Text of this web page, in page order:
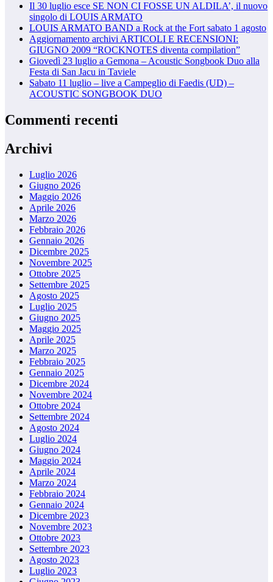
Il 30 luglio esce SE NON CI FOSSE UN ALDILA’, il nuovo
singolo di LOUIS ARMATO
LOUIS ARMATO BAND a Rock at the Fort sabato 1 agosto
Aggiornamento archivi ARTICOLI E RECENSIONI:
GIUGNO 2009 “ROCKNOTES diventa compilation”
Giovedì 23 luglio a Gemona – Acoustic Songbook Duo alla
Festa di San Jacu in Taviele
Sabato 11 luglio – live a Campeglio di Faedis (UD) –
ACOUSTIC SONGBOOK DUO
Commenti recenti
Archivi
Luglio 2026
Giugno 2026
Maggio 2026
Aprile 2026
Marzo 2026
Febbraio 2026
Gennaio 2026
Dicembre 2025
Novembre 2025
Ottobre 2025
Settembre 2025
Agosto 2025
Luglio 2025
Giugno 2025
Maggio 2025
Aprile 2025
Marzo 2025
Febbraio 2025
Gennaio 2025
Dicembre 2024
Novembre 2024
Ottobre 2024
Settembre 2024
Agosto 2024
Luglio 2024
Giugno 2024
Maggio 2024
Aprile 2024
Marzo 2024
Febbraio 2024
Gennaio 2024
Dicembre 2023
Novembre 2023
Ottobre 2023
Settembre 2023
Agosto 2023
Luglio 2023